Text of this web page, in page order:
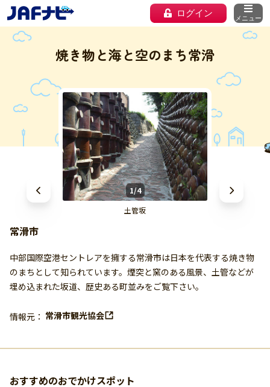
ログイン メニュー
焼き物と海と空のまち常滑
1/4
土管坂
常滑市
中部国際空港セントレアを擁する常滑市は日本を代表する焼き物
のまちとして知られています。煙突と窯のある風景、土管などが
埋め込まれた坂道、歴史ある町並みをご覧下さい。
情報元： 常滑市観光協会
おすすめのおでかけスポット